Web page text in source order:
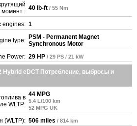
момент : 40 lb-ft / 55 Nm
engines: 1
type: PSM - Permanent Magnet
Synchronous Motor
Power: 29 HP / 29 PS / 21 kW
Hybrid eDCT Потребление, выбросы и
в
WLTP:
44 MPG
5.4 L/100 km
52 MPG UK
(WLTP): 506 miles / 814 km